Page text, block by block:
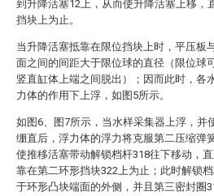
到升降活塞12上，从而使升降活塞上移，
挡块上为止。
当升降活塞抵靠在限位挡块上时，平压板
面之间的间距大于限位球的直径（限位球
竖直缸体上端之间脱出）；因而此时，各
力体的作用下上浮，如图5所示。
如图6、图7所示，当水样采集器上浮，并
绷直后，浮力体的浮力将克服第二压缩弹
使推移活塞带动解锁档杆318往下移动，
靠在第二环形挡块322上为止；此时解锁
于环形凸块端面的外侧，并且第三密封圈